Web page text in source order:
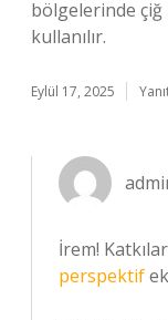
bölgelerinde
kullanılır.
Eylül 17, 2025
İrem!
perspektif